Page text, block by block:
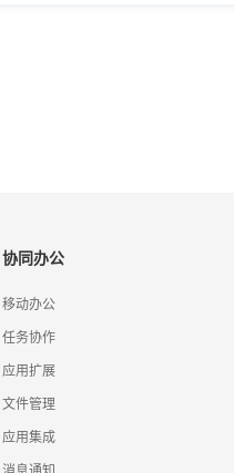
协同办公
移动办公
任务协作
应用扩展
文件管理
应用集成